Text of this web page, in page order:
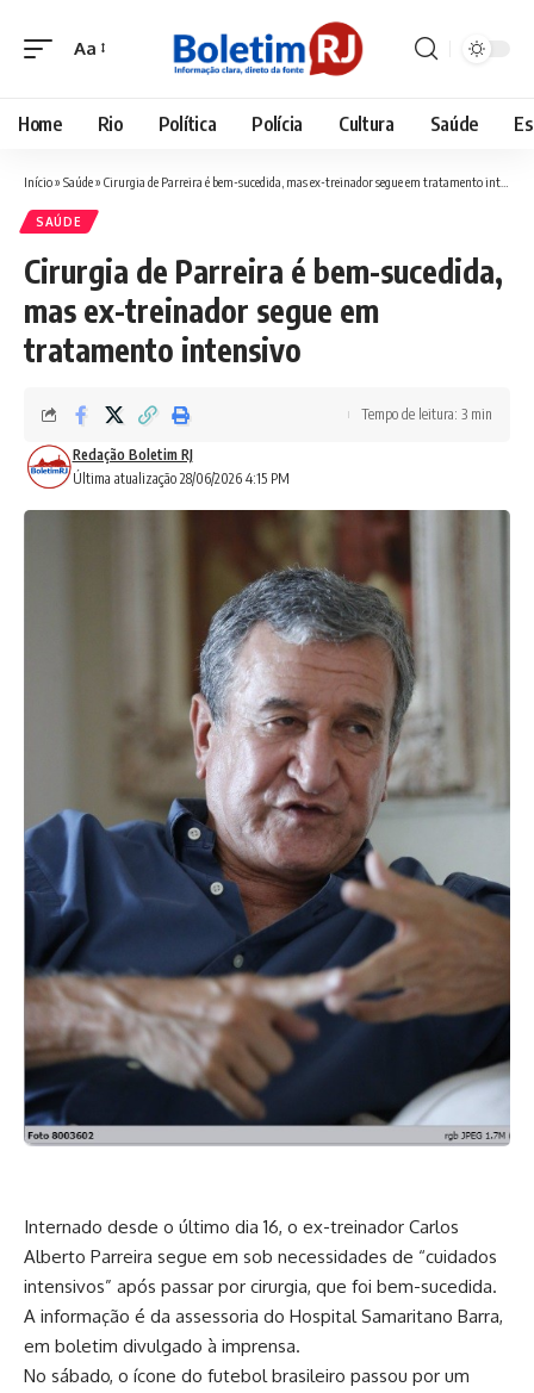
Font
Aa
Home Rio Política Polícia Cultura Saúde
Início» Saúde» Cirurgia de Parreira é bem-sucedida, mas ex-treinador segue em tratamento intensivo
SAÚDE
Cirurgia de Parreira é bem-sucedida,
mas ex-treinador segue em
tratamento intensivo
Última atualização 28/06/2026 4:15 PM
Redação Boletim RJ
Tempo de leitura: 3 min
Internado desde o último dia 16, o ex-treinador Carlos
Alberto Parreira segue em sob necessidades de “cuidados
intensivos” após passar por cirurgia, que foi bem-sucedida.
A informação é da assessoria do Hospital Samaritano Barra,
em boletim divulgado à imprensa.
No sábado, o ícone do futebol brasileiro passou por um